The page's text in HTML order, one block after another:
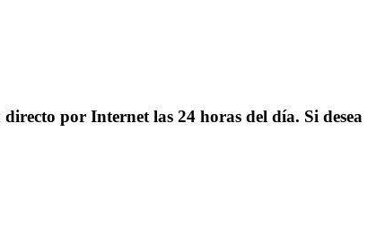
por Internet las 24 horas del día. Si desea